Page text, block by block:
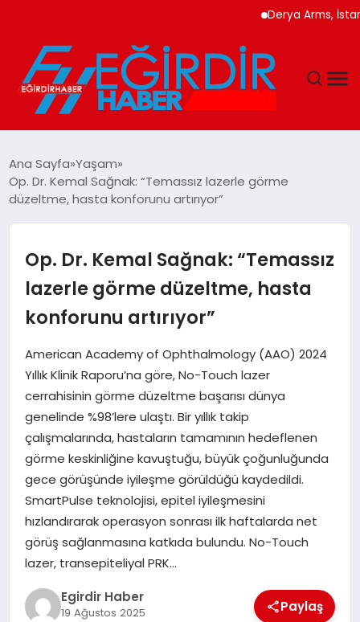
Derya Arms, İstanbul
EĞITIM
GÜNDEM
MAGAZIN
SIYASET
SPOR
TEKNOLOJI
YAŞAM
Ana Sayfa Yaşam
Op. Dr. Kemal Sağnak: “Temassız lazerle görme
düzeltme, hasta konforunu artırıyor”
Op. Dr. Kemal Sağnak: “Temassız
lazerle görme düzeltme, hasta
konforunu artırıyor”
American Academy of Ophthalmology (AAO) 2024
Yıllık Klinik Raporu’na göre, No-Touch lazer
cerrahisinin görme düzeltme başarısı dünya
genelinde %98’lere ulaştı. Bir yıllık takip
çalışmalarında, hastaların tamamının hedeflenen
görme keskinliğine kavuştuğu, büyük çoğunluğunda
gece görüşünde iyileşme görüldüğü kaydedildi.
SmartPulse teknolojisi, epitel iyileşmesini
hızlandırarak operasyon sonrası ilk haftalarda net
görüş sağlanmasına katkıda bulundu. No-Touch
lazer, transepiteliyal PRK…
Egirdir Haber
19 Ağustos 2025 Paylaş